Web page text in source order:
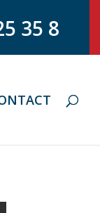
35 8